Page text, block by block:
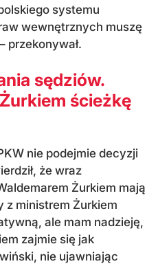
systemu
wewnętrznych muszę
przekonywał.
sędziów.
ścieżkę
nie podejmie decyzji
że wraz
Żurkiem mają
z ministrem Żurkiem
ale mam nadzieję,
zajmie się jak
nie ujawniając